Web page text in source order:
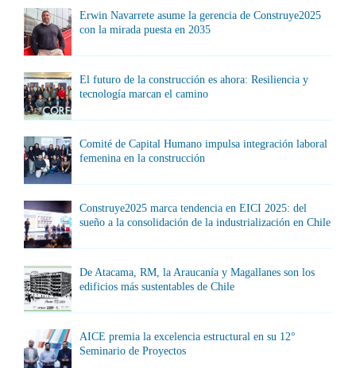
Erwin Navarrete asume la gerencia de Construye2025
con la mirada puesta en 2035
El futuro de la construcción es ahora: Resiliencia y
tecnología marcan el camino
Comité de Capital Humano impulsa integración laboral
femenina en la construcción
Construye2025 marca tendencia en EICI 2025: del
sueño a la consolidación de la industrialización en Chile
De Atacama, RM, la Araucanía y Magallanes son los
edificios más sustentables de Chile
AICE premia la excelencia estructural en su 12°
Seminario de Proyectos